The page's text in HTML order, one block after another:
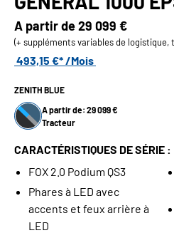
A partir de29 099 €
(+ suppléments variables de
493,15 €* /Mois
ZENITH BLUE
A partir de: 29 099 €
Tracteur
CARACTÉRISTIQUES DE SÉRIE :
FOX 2.0 Podium QS3
Phares à LED avec
accents et feux arrière à
LED